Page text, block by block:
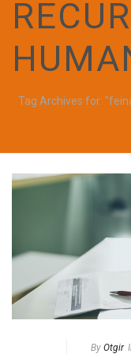
Tag Archives for:
By Otgir